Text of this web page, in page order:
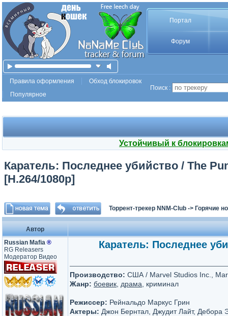
Портал
Форум
Правила оформления
Обход блокировок
Популярное
Поиск :
Устойчивый к
Каратель: Последнее убийство / The
[H.264/1080p]
Торрент-трекер NNM-Club -> Горячие
Автор
Russian Mafia ®
RG Releasers
Модератор Видео
Каратель: Последнее
Производство: США / Marvel Studios Inc.,
Жанр: боевик драма , криминал
Режиссер: Рейнальдо Маркус Грин
Актеры: Джон Бернтал, Джудит Лайт, Дебора